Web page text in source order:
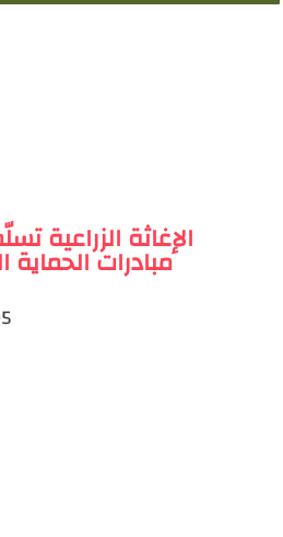
الإغاثة الزراعية
مبادرات